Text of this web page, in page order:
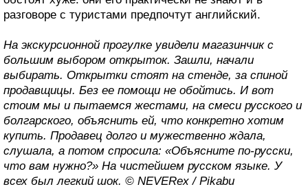
разговоре с туристами предпочтут английский.
На экскурсионной прогулке увидели магазинчик с
большим выбором открыток. Зашли, начали
выбирать. Открытки стоят на стенде, за спиной
продавщицы. Без ее помощи не обойтись. И вот
стоим мы и пытаемся жестами, на смеси русского и
болгарского, объяснить ей, что конкретно хотим
купить. Продавец долго и мужественно ждала,
слушала, а потом спросила: «Объясните по-русски,
что вам нужно?» На чистейшем русском языке. У
всех был легкий шок. © NEVERex / Pikabu